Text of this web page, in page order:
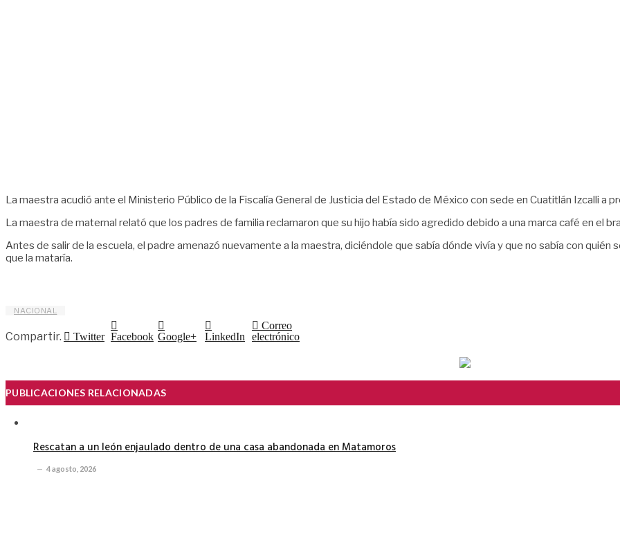
La maestra acudió ante el Ministerio Público de la Fiscalía General de Justicia del Estado de México con sede en Cuatitlán Izcalli a
La maestra de maternal relató que los padres de familia reclamaron que su hijo había sido agredido debido a una marca café en el
Antes de salir de la escuela, el padre amenazó nuevamente a la maestra, diciéndole que sabía dónde vivía y que no sabía con quién
que la mataría.
NACIONAL
Compartir. Twitter Facebook Google+ LinkedIn
Correo
electrónico
PUBLICACIONES RELACIONADAS
Rescatan a un león enjaulado dentro de una casa abandonada en Matamoros
4 agosto, 2026